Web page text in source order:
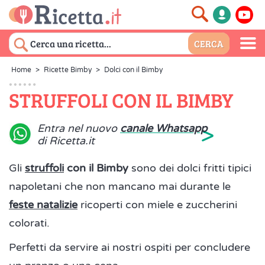
Home > Ricette Bimby > Dolci con il Bimby
STRUFFOLI CON IL BIMBY
Entra nel nuovo canale Whatsapp
di Ricetta.it
>
Gli struffoli con il Bimby sono dei dolci fritti tipici
napoletani che non mancano mai durante le
feste nataliziericoperti con miele e zuccherini
colorati.
Perfetti da servire ai nostri ospiti per concludere